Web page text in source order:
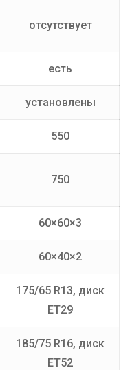
отсутствует
есть
установлены
550
750
60×60×3
60×40×2
175/65 R13, диск
ET29
185/75 R16, диск
ET52